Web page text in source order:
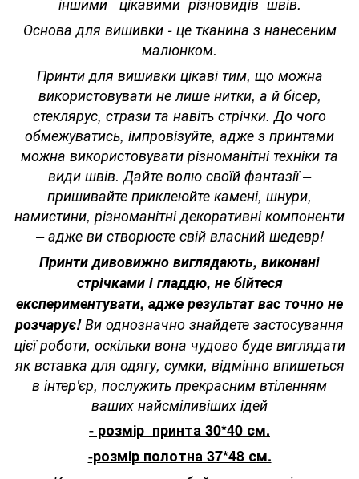
Основа для вишивки - це тканина з нанесеним
малюнком.
Принти для вишивки цікаві тим, що можна
використовувати не лише нитки, а й бісер,
стеклярус, стрази та навіть стрічки. До чого
обмежуватись, імпровізуйте, адже з принтами
можна використовувати різноманітні техніки та
види швів. Дайте волю своїй фантазії –
пришивайте приклеюйте камені, шнури,
намистини, різноманітні декоративні компоненти
– адже ви створюєте свій власний шедевр!
Принти дивовижно виглядають, виконані
стрічками і гладдю, не бійтеся
експериментувати, адже результат вас точно не
розчарує! Ви однозначно знайдете застосування
цієї роботи, оскільки вона чудово буде виглядати
як вставка для одягу, сумки, відмінно впишеться
в інтер'єр, послужить прекрасним втіленням
ваших найсміливіших ідей
- розмір принта 30*40 см.
-розмір полотна 37*48 см.